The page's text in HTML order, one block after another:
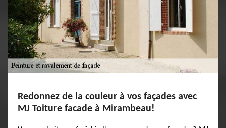
Redonnez de la couleur à vos façades avec
MJ Toiture facade à Mirambeau!